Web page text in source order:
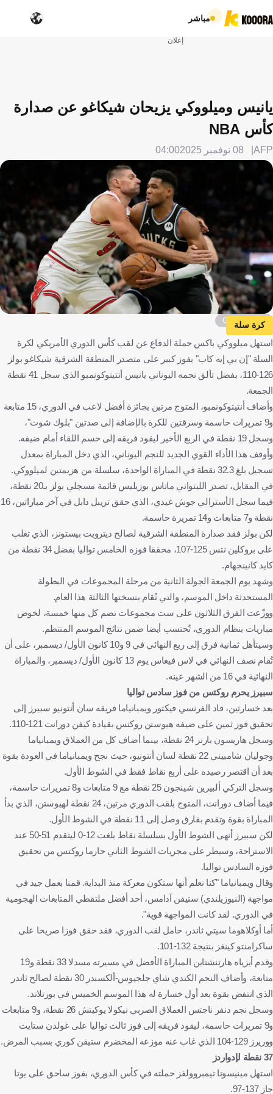
مباشر
إعلان
يانيس وميلووكي يزيحان شيكاغو عن صدارة
كأس NBA
AFP 08 نوفمبر 2025 04:00
Getty Images
كرة سلة
استهل ميلووكي باكس حملة الدفاع عن لقب كأس الدوري الأمريكي لكرة
السلة "إن بي إيه كاب" بفوز كبير على متصدر المنطقة الشرقية شيكاغو بولز
126-110، بفضل تألق نجمه اليوناني يانيس أنتيتوكونمبو الذي سجل 41 نقطة
الجمعة.
وأضاف أنتيتوكونمبو، المتوج مرتين بجائزة أفضل لاعب في الدوري، 15 متابعة
و9 تمريرات حاسمة وسرقتين للكرة بالإضافة إلى صدتين "بلوك شوت"،
وسجل 19 نقطة في الربع الأخير ليقود فريقه إلى حسم اللقاء أمام ضيفه.
وأوقف هذا الأداء القوي الجديد للنجم اليوناني، الذي دخل المباراة بمعدل
تسجيل بلغ 32.3 نقطة في المباراة الواحدة، سلسلة من هزيمتين لميلووكي.
في المقابل، تصدر الليتواني ماتاس بوزيليس قائمة مسجلي بولز بـ20 نقطة،
فيما سجل الأسترالي جوش غيدي، الذي حقق تريبل دابل في آخر مباراتين، 16
نقطة و7 متابعات و14 تمريرة حاسمة.
لكن بولز فقد صدارة المنطقة الشرقية لصالح ديترويت بيستونز، الذي تغلب
على بروكلين نتس 125-107، محققا فوزه الخامس تواليا بفضل 34 نقطة من
كايد كانينجهام.
وشهد يوم الجمعة الجولة الثانية من مرحلة المجموعات في البطولة
المستحدثة داخل الموسم، والتي تُقام بنسختها الثالثة هذا العام.
ووزّعت الفرق الثلاثون على ست مجموعات تضم كل منها خمسة، لخوض
مباريات بنظام الدوري، تُحتسب أيضا ضمن نتائج الموسم المنتظم.
وسيتأهل ثمانية فرق إلى ربع النهائي في 9 و10 كانون الأول/ ديسمبر، على أن
تُقام نصف النهائي في لاس فيغاس يوم 13 كانون الأول/ ديسمبر، والمباراة
النهائية في 16 من الشهر عينه.
سبيرز يحرم روكتس من فوز سادس تواليا
بعد خسارتين، قاد الفرنسي فيكتور ويمبانياما فريقه سان أنتونيو سبيرز إلى
تحقيق فوز ثمين على ضيفه هيوستن روكتس بقيادة كيفن دورانت 121-110.
وسجل هاريسون بارنز 24 نقطة، بينما أضاف كل من العملاق ويمبانياما
وجوليان شامبيني 22 نقطة لسان أنتونيو، حيث نجح ويمبانياما في العودة بقوة
بعد أن اقتصر رصيده على أربع نقاط فقط في الشوط الأول.
وسجل التركي ألبيرين شينجون 25 نقطة مع 9 متابعات و8 تمريرات حاسمة،
فيما أضاف دورانت، المتوج بلقب الدوري مرتين، 24 نقطة لهيوستن، الذي بدأ
المباراة بقوة وتقدم بفارق وصل إلى 11 نقطة في الشوط الأول.
لكن سبيرز أنهى الشوط الأول بسلسلة نقاط بلغت 12-0 ليتقدم 51-50 عند
الاستراحة، وسيطر على مجريات الشوط الثاني حارما روكتس من تحقيق
فوزه السادس تواليا.
وقال ويمبانياما "كنا نعلم أنها ستكون معركة منذ البداية. قمنا بعمل جيد في
مواجهة (النيوزيلندي) ستيفن آدامس، أحد أفضل ملتقطي المتابعات الهجومية
في الدوري. لقد كانت المواجهة قوية".
أما أوكلاهوما سيتي ثاندر، حامل لقب الدوري، فقد حقق فوزا صريحا على
ساكرامنتو كينغز بنتيجة 132-101.
وقدم أيزياه هارتنشتاين المباراة الأفضل في مسيرته مسدلا 33 نقطة و19
متابعة، وأضاف النجم الكندي شاي جلجيوس-ألكسندر 30 نقطة لصالح ثاندر
الذي انتفض بقوة بعد أول خسارة له هذا الموسم الخميس في بورتلاند.
وسجل نجم دنفر ناجتس العملاق الصربي نيكولا يوكيتش 26 نقطة، و9 متابعات
و9 تمريرات حاسمة، ليقود فريقه إلى فوز ثالث تواليا على غولدن ستايت
ووريرز 129-104 الذي غاب عنه موزعه المخضرم ستيفن كوري بسبب المرض.
37 نقطة لإدواردز
استهل مينيسوتا تيمبروولفز حملته في كأس الدوري، بفوز ساحق على يوتا
جاز 137-97.